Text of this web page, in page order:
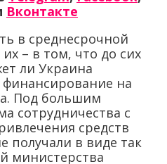
Вконтакте
в среднесрочной
– в том, что до сих
ли Украина
на
Под большим
сотрудничества с
средств
в виде так
министерства